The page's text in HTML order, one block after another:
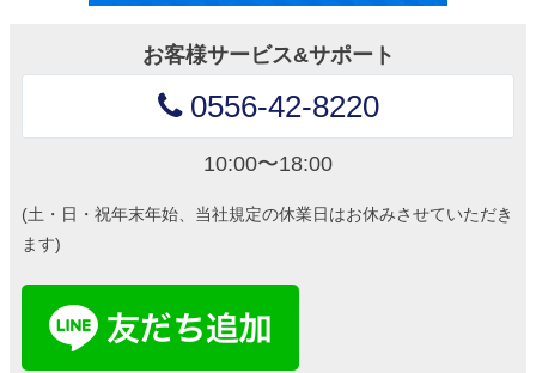
お客様サービス&サポート
0556-42-8220
10:00〜18:00
(土・日・祝年末年始、当社規定の休業日はお休みさせていただき
ます)